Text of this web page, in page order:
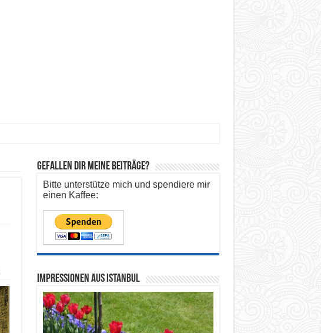
Gefallen dir meine Beiträge?
Bitte unterstütze mich und spendiere mir
einen Kaffee:
Impressionen aus Istanbul